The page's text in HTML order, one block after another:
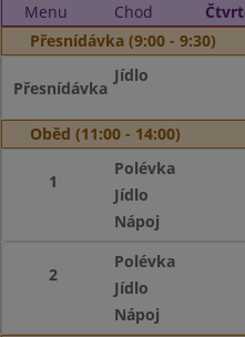
Menu Chod
Přesnídávka (9:00 - 9:30)
Přesnídávka
Jídlo
Oběd (11:00 - 14:00)
1
Polévka
Jídlo
Nápoj
2
Polévka
Jídlo
Nápoj